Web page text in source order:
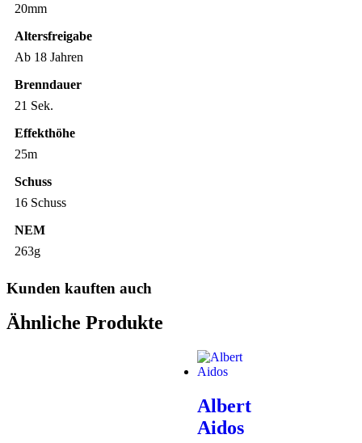
20mm
Altersfreigabe
Ab 18 Jahren
Brenndauer
21 Sek.
Effekthöhe
25m
Schuss
16 Schuss
NEM
263g
Kunden kauften auch
Ähnliche Produkte
Albert
Aidos